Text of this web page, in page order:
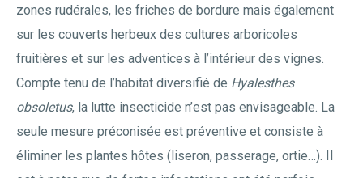
zones rudérales, les friches de bordure mais également
sur les couverts herbeux des cultures arboricoles
fruitières et sur les adventices à l’intérieur des vignes.
Compte tenu de l’habitat diversifié de Hyalesthes
obsoletus, la lutte insecticide n’est pas envisageable. La
seule mesure préconisée est préventive et consiste à
éliminer les plantes hôtes (liseron, passerage, ortie…). Il